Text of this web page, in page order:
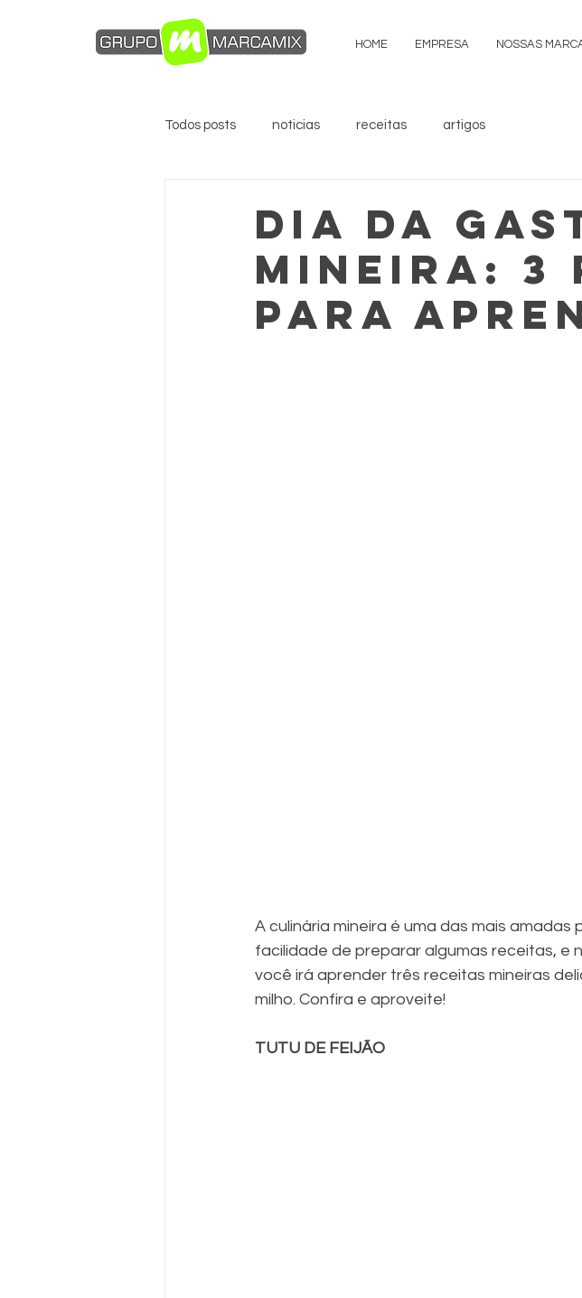
HOME EMPRESA NOSSAS
Todos posts noticias receitas artigos
DIA DA
MINEIRA: 3
PARA
A culinária mineira é uma das mais
facilidade de preparar algumas receitas, e
você irá aprender três receitas mineiras
milho. Confira e aproveite!
TUTU DE FEIJÃO